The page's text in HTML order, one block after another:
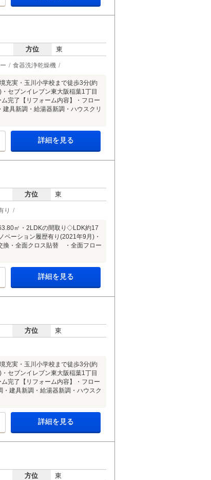
方位 東
食器洗浄乾燥機
充実・玉川小学校まで徒歩3分(約
セブンイレブン東大阪稲葉1丁目
完了【リフォーム内容】・フロー
具新調・給湯器新調・ハウスクリ
詳細を見る
方位 東
り
㎡・2LDKの間取り◇LDK約17
ーション履歴有り(2021年9月)・
・全面クロス貼替 ・全面フロー
詳細を見る
方位 東
充実・玉川小学校まで徒歩3分(約
セブンイレブン東大阪稲葉1丁目
完了【リフォーム内容】・フロー
建具新調・給湯器新調・ハウスク
詳細を見る
方位 東